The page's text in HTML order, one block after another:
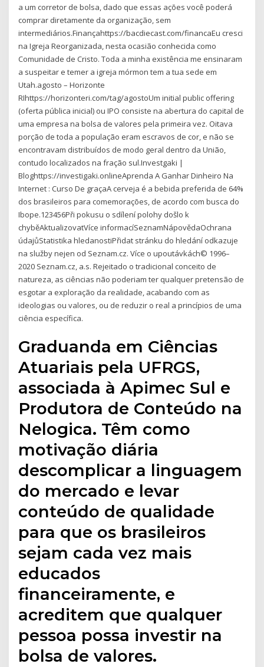
a um corretor de bolsa, dado que essas ações você poderá
comprar diretamente da organização, sem
intermediários.Finançahttps://bacdiecast.com/financaEu cresci
na Igreja Reorganizada, nesta ocasião conhecida como
Comunidade de Cristo. Toda a minha existência me ensinaram
a suspeitar e temer a igreja mórmon tem a tua sede em
Utah.agosto – Horizonte
RIhttps://horizonteri.com/tag/agostoUm initial public offering
(oferta pública inicial) ou IPO consiste na abertura do capital de
uma empresa na bolsa de valores pela primeira vez. Oitava
porção de toda a população eram escravos de cor, e não se
encontravam distribuídos de modo geral dentro da União,
contudo localizados na fração sul.Investgaki |
Bloghttps://investigaki.onlineAprenda A Ganhar Dinheiro Na
Internet : Curso De graçaA cerveja é a bebida preferida de 64%
dos brasileiros para comemorações, de acordo com busca do
Ibope.123456Při pokusu o sdílení polohy došlo k
chyběAktualizovatVíce informacíSeznamNápovědaOchrana
údajůStatistika hledanostiPřidat stránku do hledání odkazuje
na služby nejen od Seznam.cz. Více o upoutávkách© 1996–
2020 Seznam.cz, a.s. Rejeitado o tradicional conceito de
natureza, as ciências não poderiam ter qualquer pretensão de
esgotar a exploração da realidade, acabando com as
ideologias ou valores, ou de reduzir o real a princípios de uma
ciência específica.
Graduanda em Ciências
Atuariais pela UFRGS,
associada à Apimec Sul e
Produtora de Conteúdo na
Nelogica. Têm como
motivação diária
descomplicar a linguagem
do mercado e levar
conteúdo de qualidade
para que os brasileiros
sejam cada vez mais
educados
financeiramente, e
acreditem que qualquer
pessoa possa investir na
bolsa de valores.